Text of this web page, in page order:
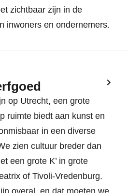
zichtbaar zijn in de
inwoners en ondernemers.
op Utrecht, een grote
ruimte biedt aan kunst en
in een diverse
zien cultuur breder dan
een grote K’ in grote
of Tivoli-Vredenburg.
overal, en dat moeten we